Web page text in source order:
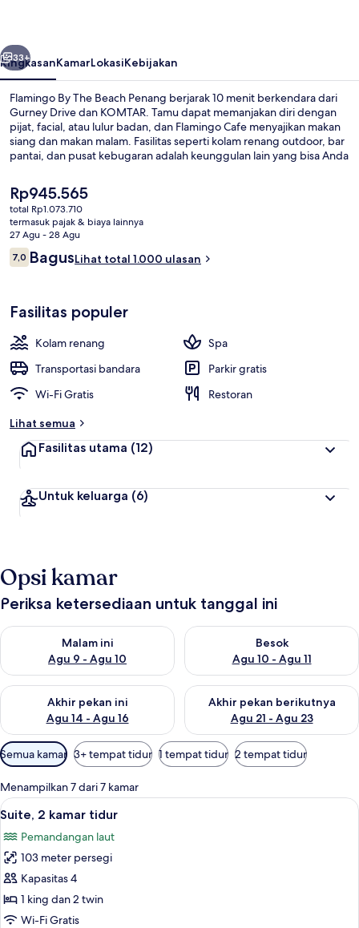
Berikutnya
33+
RingkasanKamarLokasiKebijakan
Flamingo By The Beach Penang berjarak 10 menit berkendara dari
Gurney Drive dan KOMTAR. Tamu dapat memanjakan diri dengan
pijat, facial, atau lulur badan, dan Flamingo Cafe menyajikan makan
siang dan makan malam. Fasilitas seperti kolam renang outdoor, bar
pantai, dan pusat kebugaran adalah keunggulan lain yang bisa Anda
Harga
saat
ini
Rp945.565
Rp945.565
total Rp1.073.710
termasuk pajak & biaya lainnya
27 Agu - 28 Agu
Ulasan
7,07,0 dari 10
BagusLihat total 1.000 ulasan
Fasilitas populer
Kolam renang
Spa
Transportasi bandara
Parkir gratis
Wi-Fi Gratis
Restoran
Lihat semua
Fasilitas utama (12)
Untuk keluarga (6)
Opsi kamar
Periksa ketersediaan untuk tanggal ini
Malam ini
Agu 9 - Agu 10
Periksa ketersediaan untuk malam ini Agu 9 - Agu 10
Besok
Agu 10 - Agu 11
Periksa ketersediaan untuk
Akhir pekan ini
Agu 14 - Agu 16
Periksa ketersediaan untuk akhir pekan ini Agu 14 - Agu 16
Akhir pekan berikutnya
Agu 21 - Agu 23
Periksa ketersediaan untuk
Filter
tersedia
untuk
kamar
Semua kamar 3+ tempat tidur 1 tempat tidur 2 tempat tidur
Menampilkan 7 dari 7 kamar
Lihat
semua
foto
untuk
Suite,
2
kamar
Suite, 2 kamar tidur | Minibar,
4
Suite, 2 kamar tidur
Pemandangan laut
103 meter persegi
Kapasitas 4
1 king dan 2 twin
Wi-Fi Gratis